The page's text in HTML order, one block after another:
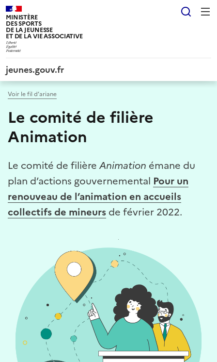
MINISTÈRE
DES SPORTS
DE LA JEUNESSE
ET DE LA VIE ASSOCIATIVE
jeunes.gouv.fr
Voir le fil d’ariane
Le comité de filière
Animation
Le comité de filière Animation émane du
plan d’actions gouvernemental Pour un
renouveau de l’animation en accueils
collectifs de mineurs de février 2022.
Panneau de gestion des cookies tarteaucitron